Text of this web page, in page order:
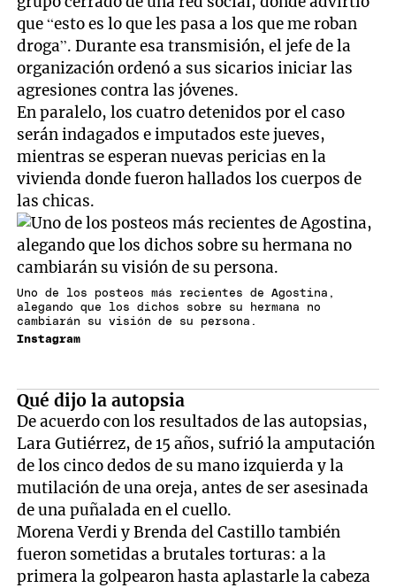
que “esto es lo que les pasa a los que me roban
droga”. Durante esa transmisión, el jefe de la
organización ordenó a sus sicarios iniciar las
agresiones contra las jóvenes.
En paralelo, los cuatro detenidos por el caso
serán indagados e imputados este jueves,
mientras se esperan nuevas pericias en la
vivienda donde fueron hallados los cuerpos de
las chicas.
Uno de los posteos más recientes de Agostina,
alegando que los dichos sobre su hermana no
cambiarán su visión de su persona.
Instagram
Qué dijo la autopsia
De acuerdo con los resultados de las autopsias,
Lara Gutiérrez, de 15 años, sufrió la amputación
de los cinco dedos de su mano izquierda y la
mutilación de una oreja, antes de ser asesinada
de una puñalada en el cuello.
Morena Verdi y Brenda del Castillo también
fueron sometidas a brutales torturas: a la
primera la golpearon hasta aplastarle la cabeza